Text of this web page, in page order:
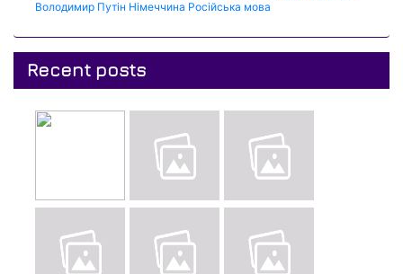
Володимир Путін Німеччина Російська мова
Recent posts